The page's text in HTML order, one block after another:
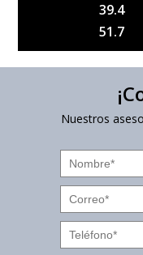
39.4
51.7
Nuestros